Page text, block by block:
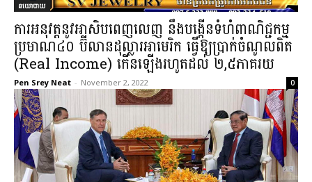
នយោបាយ
ការអនុវត្តនូវអាសិបពេញលេញ នឹងបង្កើនទំហំពាណិជ្ជកម្ម
ប្រមាណ៤០ ប៊ីលានដុល្លារអាមេរិក ធ្វើឱ្យប្រាក់ចំណូលពិត
(Real Income) កើនឡើងរហូតដល់ ២,៥ភាគរយ
Pen Srey Neat - November 2, 2022 0